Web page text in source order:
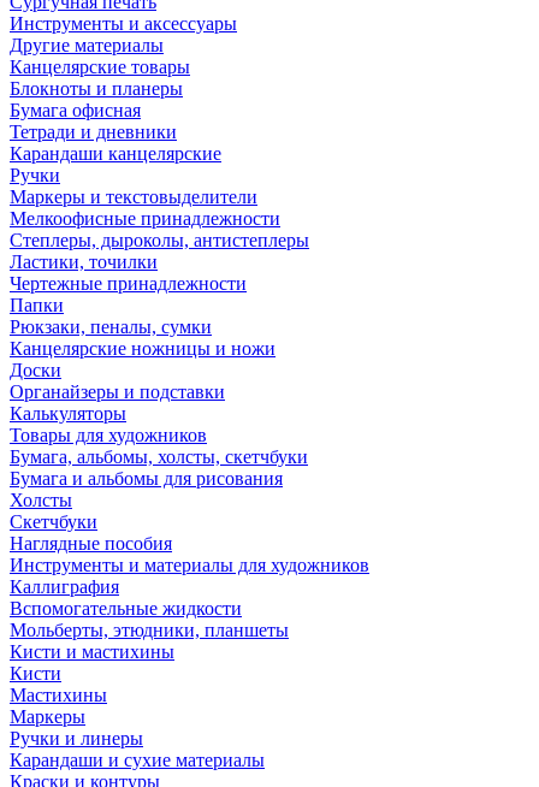
Инструменты и аксессуары
Другие материалы
Канцелярские товары
Блокноты и планеры
Бумага офисная
Тетради и дневники
Карандаши канцелярские
Ручки
Маркеры и текстовыделители
Мелкоофисные принадлежности
Степлеры, дыроколы, антистеплеры
Ластики, точилки
Чертежные принадлежности
Папки
Рюкзаки, пеналы, сумки
Канцелярские ножницы и ножи
Доски
Органайзеры и подставки
Калькуляторы
Товары для художников
Бумага, альбомы, холсты, скетчбуки
Бумага и альбомы для рисования
Холсты
Скетчбуки
Наглядные пособия
Инструменты и материалы для художников
Каллиграфия
Вспомогательные жидкости
Мольберты, этюдники, планшеты
Кисти и мастихины
Кисти
Мастихины
Маркеры
Ручки и линеры
Карандаши и сухие материалы
Краски и контуры